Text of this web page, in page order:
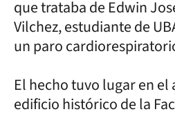
que trataba de Edwin
Vilchez, estudiante de
un paro
El hecho tuvo lugar en
edificio histórico de la